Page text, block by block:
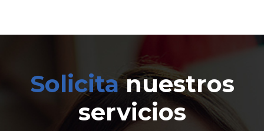
Solicitanuestros
servicios